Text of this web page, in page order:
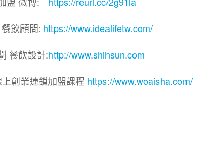
飲顧問: https://www.idealifetw.com/
餐飲設計:http://www.shihsun.com
創業連鎖加盟課程 https://www.woaisha.com/